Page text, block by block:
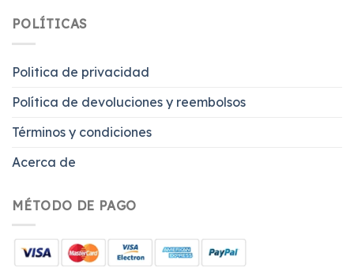
POLÍTICAS
Politica de privacidad
Política de devoluciones y reembolsos
Términos y condiciones
Acerca de
MÉTODO DE PAGO